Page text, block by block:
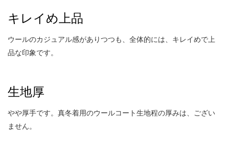
キレイめ上品
ウールのカジュアル感がありつつも、全体的には、キレイめで上
品な印象です。
生地厚
やや厚手です。真冬着用のウールコート生地程の厚みは、ござい
ません。